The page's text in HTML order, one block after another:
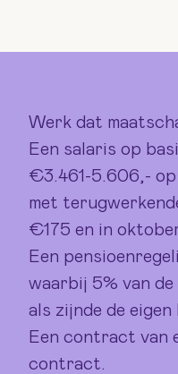
Werk dat
Een salaris op
€3.461-5.606,- op
met
€175 en in
Een
waarbij 5% van
als zijnde de eigen
Een contract van
contract.